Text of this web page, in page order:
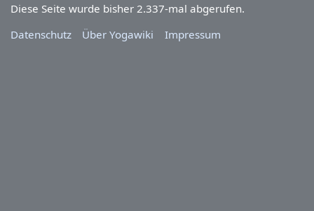
Diese Seite wurde bisher 2.337-mal abgerufen.
Datenschutz
Über Yogawiki Impressum